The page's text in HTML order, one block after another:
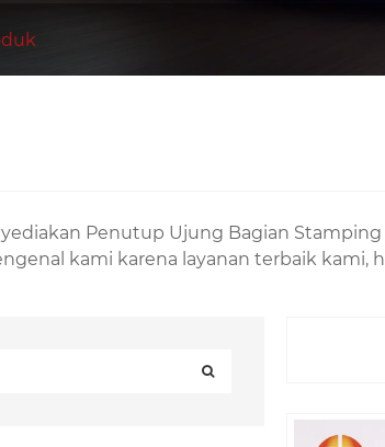
Penutup Ujung Bagian Stamping
kami karena layanan terbaik